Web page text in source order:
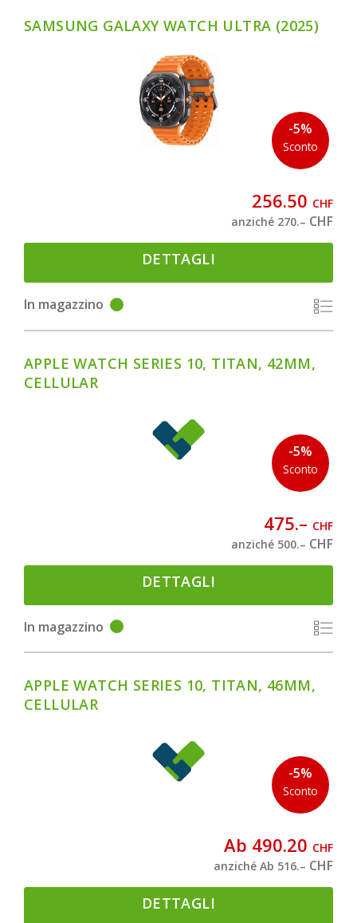
-5%
Sconto
SAMSUNG GALAXY WATCH ULTRA (2025)
256.50 CHF
anziché 270.– CHF
DETTAGLI
In magazzino
-5%
Sconto
APPLE WATCH SERIES 10, TITAN, 42MM,
CELLULAR
475.– CHF
anziché 500.– CHF
DETTAGLI
In magazzino
-5%
Sconto
APPLE WATCH SERIES 10, TITAN, 46MM,
CELLULAR
Ab 490.20 CHF
anziché Ab 516.– CHF
DETTAGLI